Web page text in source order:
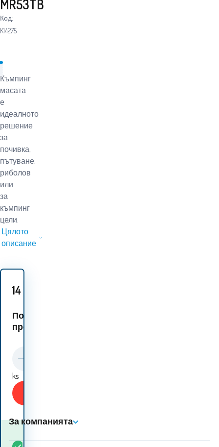
MR53TB
Код:
K14275
Къмпинг
масата
е
идеалното
решение
за
почивка,
пътуване,
риболов
или
за
къмпинг
цели.
Цялото
описание
14
Подобни
продукти:
ks
В
За компанията